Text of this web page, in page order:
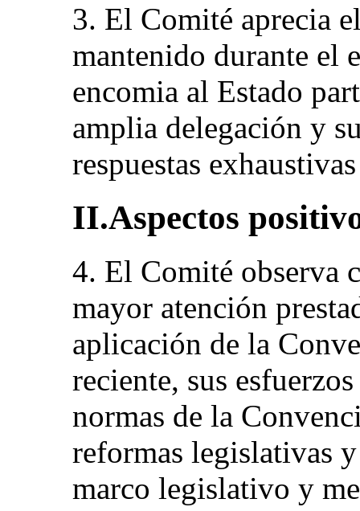
3. El Comité aprecia
mantenido durante el
encomia al Estado
amplia delegación y
respuestas
II.Aspectos
4. El Comité observa
mayor atención
aplicación de la
reciente, sus
normas de la
reformas legislativas
marco legislativo y